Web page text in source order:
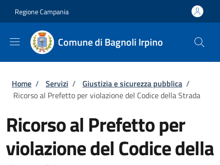
Regione Campania
Comune di Bagnoli Irpino
Briciole di pane
Home / Servizi / Giustizia e sicurezza pubblica /
Ricorso al Prefetto per violazione del Codice della Strada
Ricorso al Prefetto per
violazione del Codice della